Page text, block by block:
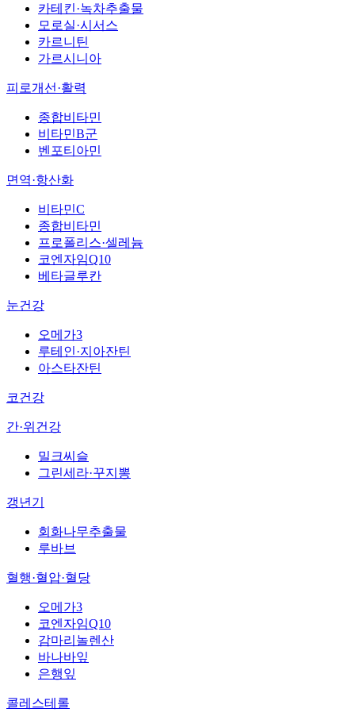
카테킨·녹차추출물
모로실·시서스
카르니틴
가르시니아
피로개선·활력
종합비타민
비타민B군
벤포티아민
면역·항산화
비타민C
종합비타민
프로폴리스·셀레늄
코엔자임Q10
베타글루칸
눈건강
오메가3
루테인·지아잔틴
아스타잔틴
코건강
간·위건강
밀크씨슬
그린세라·꾸지뽕
갱년기
회화나무추출물
루바브
혈행·혈압·혈당
오메가3
코엔자임Q10
감마리놀렌산
바나바잎
은행잎
콜레스테롤